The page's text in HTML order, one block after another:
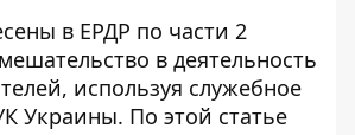
в ЕРДР по части 2
в деятельность
используя служебное
Украины. По этой статье